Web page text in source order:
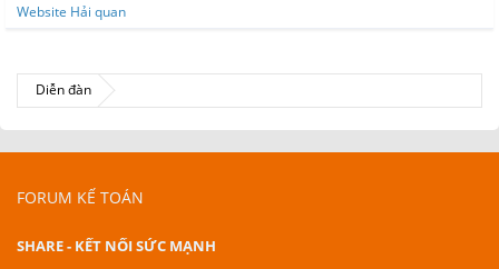
Website Hải quan
Diễn đàn
FORUM KẾ TOÁN
SHARE - KẾT NỐI SỨC MẠNH